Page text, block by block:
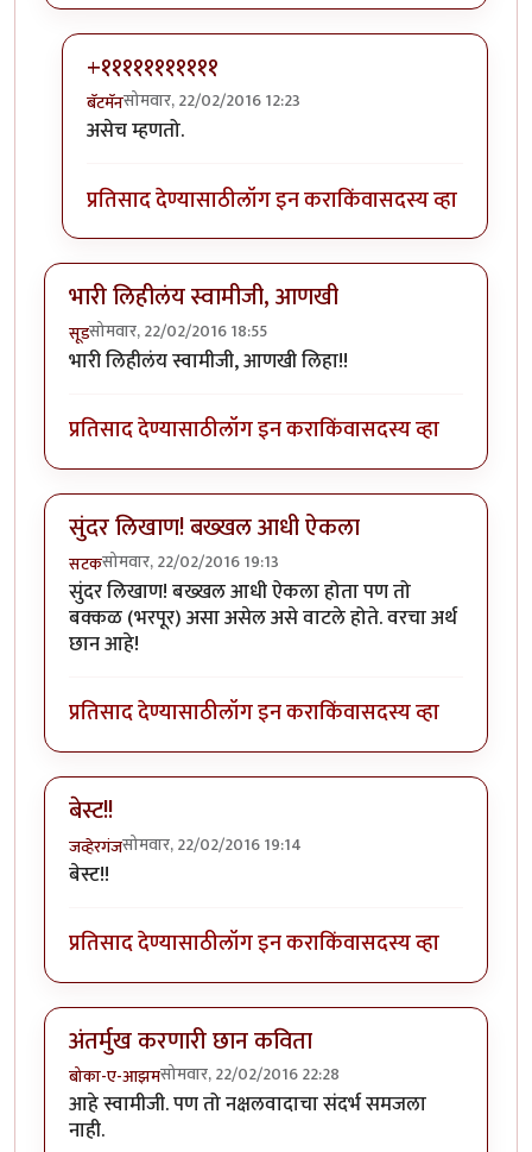
+१११११११११११
बॅटमॅनसोमवार, 22/02/2016 12:23
In reply toपूर्ण नाही समजली पण वाचायला
असेच म्हणतो.
प्रतिसाद देण्यासाठीलॉग इन कराकिंवासदस्य व्हा
भारी लिहीलंय स्वामीजी, आणखी
सूडसोमवार, 22/02/2016 18:55
भारी लिहीलंय स्वामीजी, आणखी लिहा!!
प्रतिसाद देण्यासाठीलॉग इन कराकिंवासदस्य व्हा
सुंदर लिखाण! बख्खल आधी ऐकला
सटकसोमवार, 22/02/2016 19:13
सुंदर लिखाण! बख्खल आधी ऐकला होता पण तो
बक्कळ (भरपूर) असा असेल असे वाटले होते. वरचा अर्थ
छान आहे!
प्रतिसाद देण्यासाठीलॉग इन कराकिंवासदस्य व्हा
बेस्ट!!
जव्हेरगंजसोमवार, 22/02/2016 19:14
बेस्ट!!
प्रतिसाद देण्यासाठीलॉग इन कराकिंवासदस्य व्हा
अंतर्मुख करणारी छान कविता
बोका-ए-आझमसोमवार, 22/02/2016 22:28
आहे स्वामीजी. पण तो नक्षलवादाचा संदर्भ समजला
नाही.